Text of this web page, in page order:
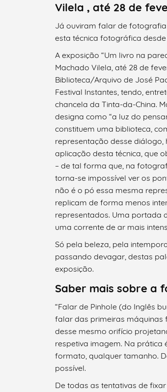
Termo de
Categorias
Filtros
Vilela , até 28 de
Já ouviram falar de
esta técnica fotográfica
A exposição “Um livro na
Machado Vilela, até 28 de
Biblioteca/Arquivo de José
Festival Instantes, tendo,
chancela da Tinta-da-China.
designa como “a luz do
constituem uma biblioteca,
representação desse
aplicação desta técnica, que
– de tal forma que, na
torna-se impossível ver os
não é o pó essa mesma
replicam de forma menos
representados. Uma portada
uma corrente de ar mais
Só pela beleza, pela
passando devagar, destas
exposição.
Saber mais sobre a
“Falar de Pinhole (do Inglês
falar das primeiras máquinas
desse mesmo orifício
respetiva imagem. Na prática
formato, qualquer tamanho.
possível.
De todas as tentativas de